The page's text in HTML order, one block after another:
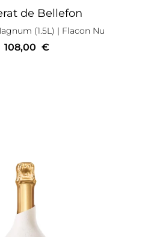
de Bellefon
(1.5L) | Flacon Nu
108,00 €